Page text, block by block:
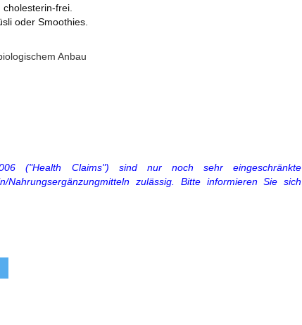
frei.
oder Smoothies.
Anbau
("Health Claims") sind nur noch sehr eingeschränkte
Nahrungsergänzungmitteln zulässig. Bitte informieren Sie sich